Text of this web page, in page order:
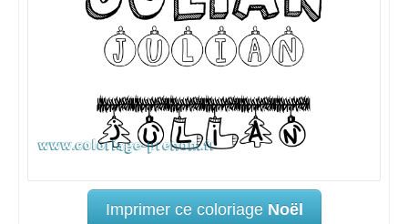
Imprimer ce coloriage Noël